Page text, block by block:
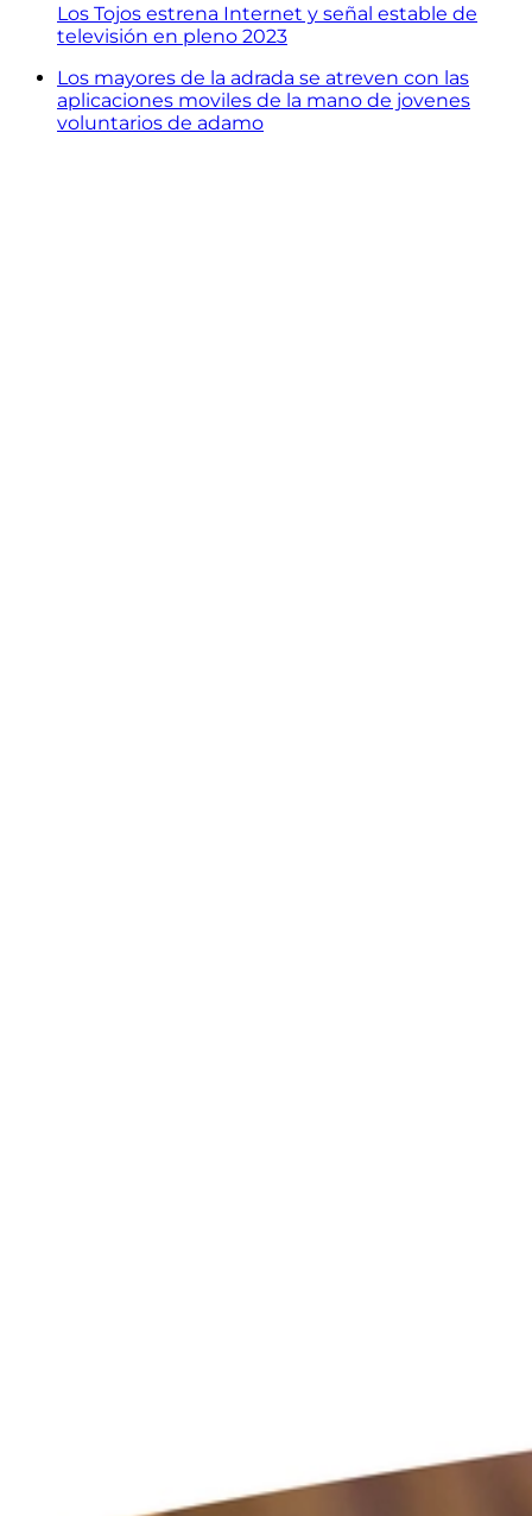
Los Tojos estrena Internet y señal estable de
televisión en pleno 2023
Los mayores de la adrada se atreven con las
aplicaciones moviles de la mano de jovenes
voluntarios de adamo